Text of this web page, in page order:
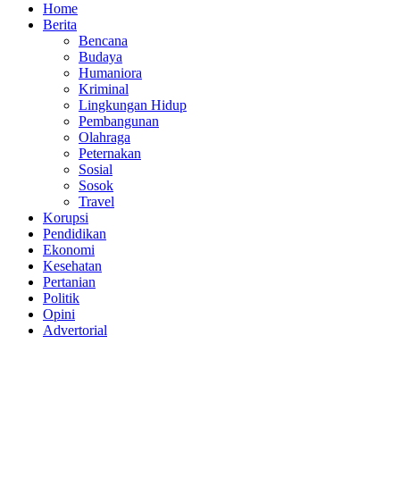
Home
Berita
Bencana
Budaya
Humaniora
Kriminal
Lingkungan Hidup
Pembangunan
Olahraga
Peternakan
Sosial
Sosok
Travel
Korupsi
Pendidikan
Ekonomi
Kesehatan
Pertanian
Politik
Opini
Advertorial